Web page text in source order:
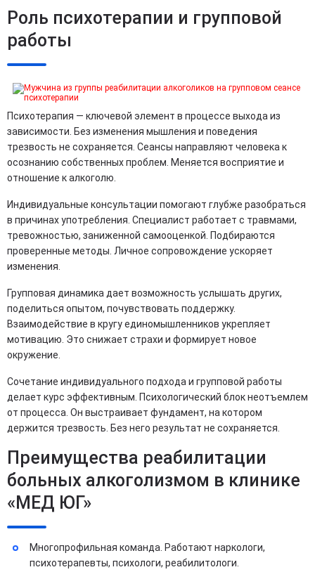
Роль психотерапии и групповой
работы
Психотерапия — ключевой элемент в процессе выхода из
зависимости. Без изменения мышления и поведения
трезвость не сохраняется. Сеансы направляют человека к
осознанию собственных проблем. Меняется восприятие и
отношение к алкоголю.
Индивидуальные консультации помогают глубже разобраться
в причинах употребления. Специалист работает с травмами,
тревожностью, заниженной самооценкой. Подбираются
проверенные методы. Личное сопровождение ускоряет
изменения.
Групповая динамика дает возможность услышать других,
поделиться опытом, почувствовать поддержку.
Взаимодействие в кругу единомышленников укрепляет
мотивацию. Это снижает страхи и формирует новое
окружение.
Сочетание индивидуального подхода и групповой работы
делает курс эффективным. Психологический блок неотъемлем
от процесса. Он выстраивает фундамент, на котором
держится трезвость. Без него результат не сохраняется.
Преимущества реабилитации
больных алкоголизмом в клинике
«МЕД ЮГ»
Многопрофильная команда. Работают наркологи,
психотерапевты, психологи, реабилитологи.